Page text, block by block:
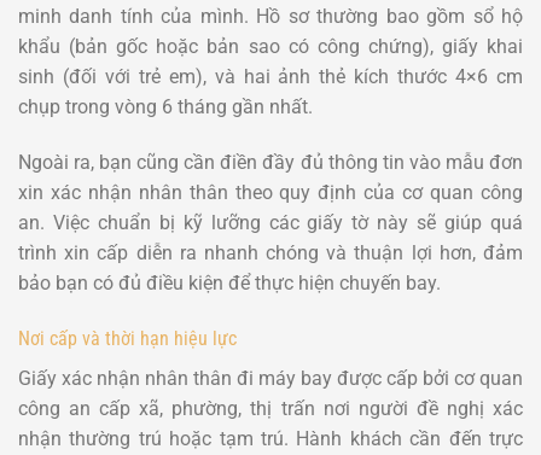
minh danh tính của mình. Hồ sơ thường bao gồm sổ hộ
khẩu (bản gốc hoặc bản sao có công chứng), giấy khai
sinh (đối với trẻ em), và hai ảnh thẻ kích thước 4×6 cm
chụp trong vòng 6 tháng gần nhất.
Ngoài ra, bạn cũng cần điền đầy đủ thông tin vào mẫu đơn
xin xác nhận nhân thân theo quy định của cơ quan công
an. Việc chuẩn bị kỹ lưỡng các giấy tờ này sẽ giúp quá
trình xin cấp diễn ra nhanh chóng và thuận lợi hơn, đảm
bảo bạn có đủ điều kiện để thực hiện chuyến bay.
Nơi cấp và thời hạn hiệu lực
Giấy xác nhận nhân thân đi máy bay được cấp bởi cơ quan
công an cấp xã, phường, thị trấn nơi người đề nghị xác
nhận thường trú hoặc tạm trú. Hành khách cần đến trực